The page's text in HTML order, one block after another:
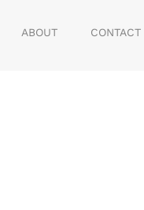
ABOUT CONTACT